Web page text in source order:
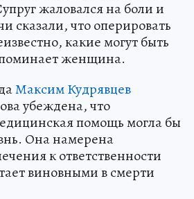
жаловался на боли и
сказали, что оперировать
какие могут быть
женщина.
Максим Кудрявцев
убеждена, что
помощь могла бы
Она намерена
к ответственности
виновными в смерти